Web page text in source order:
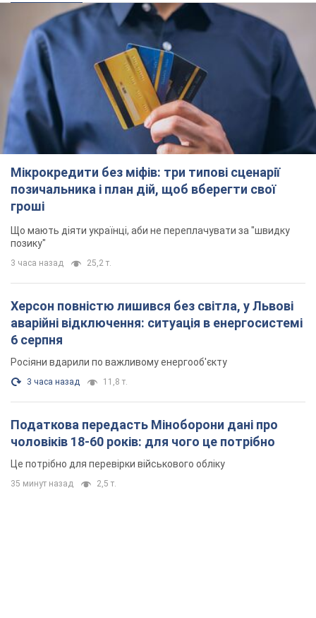
Мікрокредити без міфів: три типові сценарії
позичальника і план дій, щоб вберегти свої
гроші
Що мають діяти українці, аби не переплачувати за "швидку
позику"
3 часа назад 25,2 т.
Херсон повністю лишився без світла, у Львові
аварійні відключення: ситуація в енергосистемі
6 серпня
Росіяни вдарили по важливому енергооб'єкту
3 часа назад 11,8 т.
Податкова передасть Міноборони дані про
чоловіків 18-60 років: для чого це потрібно
Це потрібно для перевірки військового обліку
35 минут назад 2,5 т.